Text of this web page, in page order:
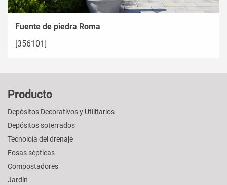
Fuente de piedra Roma
[356101]
Producto
Depósitos Decorativos y Utilitarios
Depósitos soterrados
Tecnoloía del drenaje
Fosas sépticas
Compostadores
Jardín